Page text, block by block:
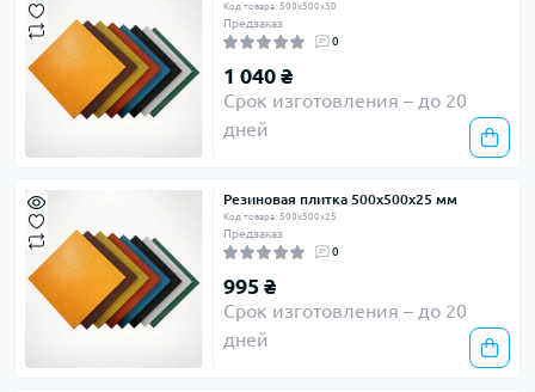
Код товара: 500х500х30
Предзаказ
0
1 040 ₴
Срок изготовления – до 20
дней
Резиновая плитка 500х500х25 мм
Код товара: 500х500х25
Предзаказ
0
995 ₴
Срок изготовления – до 20
дней